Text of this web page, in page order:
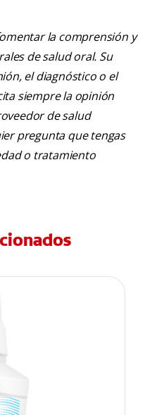
la comprensión y
de salud oral. Su
el diagnóstico o el
siempre la opinión
de salud
pregunta que tengas
o tratamiento